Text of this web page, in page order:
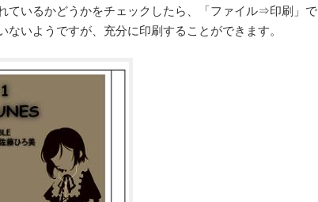
ているかどうかをチェックしたら、「ファイル⇒印刷」で
いようですが、充分に印刷することができます。